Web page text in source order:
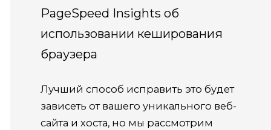
Лучший способ исправить это будет
зависеть от вашего уникального веб-
сайта и хоста, но мы рассмотрим